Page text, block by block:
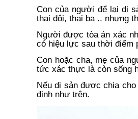
​Con của người để lại di
thai đôi, thai ba .. nhưng
Người được tòa án xác
có hiệu lực sau thời điểm
Con hoặc cha, mẹ của
tức xác thực là còn sống
Nếu di sản được chia
định như trên.